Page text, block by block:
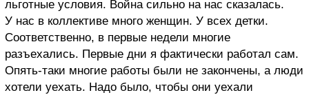
льготные условия. Война сильно на нас сказалась.
У нас в коллективе много женщин. У всех детки.
Соответственно, в первые недели многие
разъехались. Первые дни я фактически работал сам.
Опять-таки многие работы были не закончены, а люди
хотели уехать. Надо было, чтобы они уехали